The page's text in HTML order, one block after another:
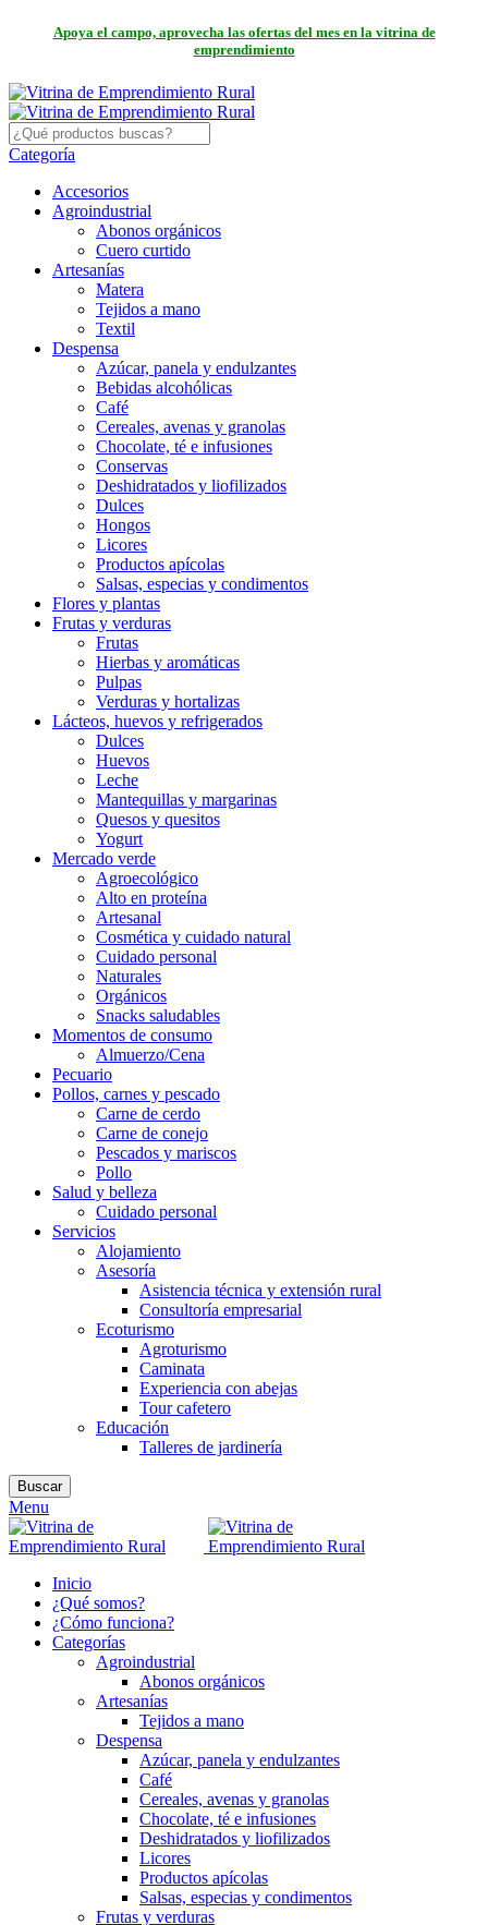
Apoya el campo, aprovecha las ofertas del mes en la vitrina de
emprendimiento
Categoría
Accesorios
Agroindustrial
Abonos orgánicos
Cuero curtido
Artesanías
Matera
Tejidos a mano
Textil
Despensa
Azúcar, panela y endulzantes
Bebidas alcohólicas
Café
Cereales, avenas y granolas
Chocolate, té e infusiones
Conservas
Deshidratados y liofilizados
Dulces
Hongos
Licores
Productos apícolas
Salsas, especias y condimentos
Flores y plantas
Frutas y verduras
Frutas
Hierbas y aromáticas
Pulpas
Verduras y hortalizas
Lácteos, huevos y refrigerados
Dulces
Huevos
Leche
Mantequillas y margarinas
Quesos y quesitos
Yogurt
Mercado verde
Agroecológico
Alto en proteína
Artesanal
Cosmética y cuidado natural
Cuidado personal
Naturales
Orgánicos
Snacks saludables
Momentos de consumo
Almuerzo/Cena
Pecuario
Pollos, carnes y pescado
Carne de cerdo
Carne de conejo
Pescados y mariscos
Pollo
Salud y belleza
Cuidado personal
Servicios
Alojamiento
Asesoría
Asistencia técnica y extensión rural
Consultoría empresarial
Ecoturismo
Agroturismo
Caminata
Experiencia con abejas
Tour cafetero
Educación
Talleres de jardinería
Buscar
Menu
Inicio
¿Qué somos?
¿Cómo funciona?
Categorías
Agroindustrial
Abonos orgánicos
Artesanías
Tejidos a mano
Despensa
Azúcar, panela y endulzantes
Café
Cereales, avenas y granolas
Chocolate, té e infusiones
Deshidratados y liofilizados
Licores
Productos apícolas
Salsas, especias y condimentos
Frutas y verduras